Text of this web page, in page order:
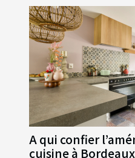
A qui confier
cuisine à